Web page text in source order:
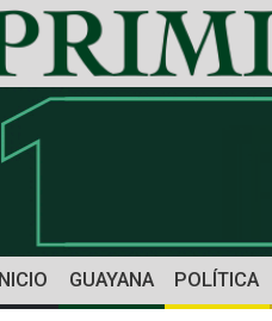
INICIO GUAYANA POLÍTICA